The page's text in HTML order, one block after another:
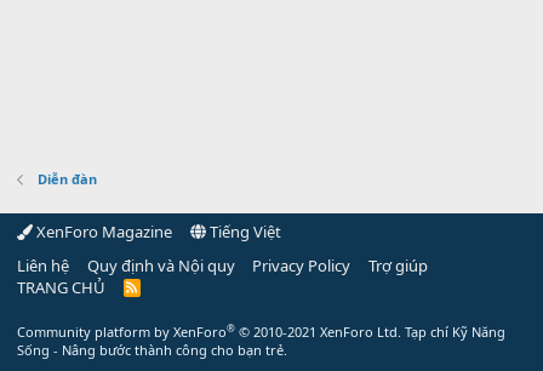
Diễn đàn
XenForo Magazine
Tiếng Việt
Liên hệ
Quy định và Nội quy Privacy Policy
Trợ giúp
TRANG CHỦ
R
Community platform by XenForo® © 2010-2021 XenForo Ltd. Tạp chí Kỹ Năng
Sống - Nâng bước thành công cho bạn trẻ.